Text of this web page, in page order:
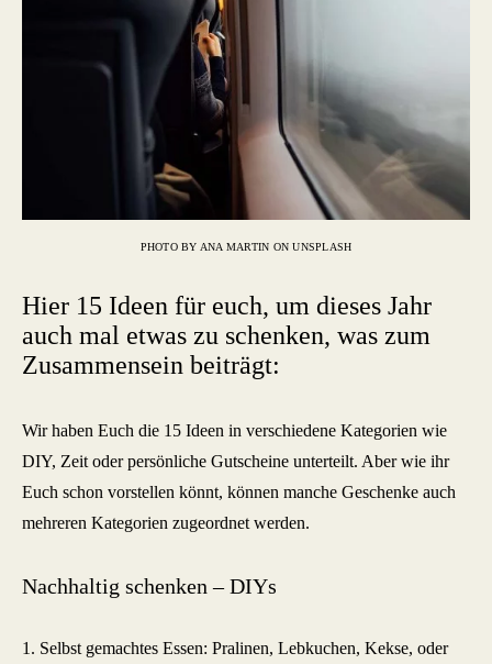
PHOTO BY ANA MARTIN ON UNSPLASH
Hier 15 Ideen für euch, um dieses Jahr
auch mal etwas zu schenken, was zum
Zusammensein beiträgt:
Wir haben Euch die 15 Ideen in verschiedene Kategorien wie
DIY, Zeit oder persönliche Gutscheine unterteilt. Aber wie ihr
Euch schon vorstellen könnt, können manche Geschenke auch
mehreren Kategorien zugeordnet werden.
Nachhaltig schenken – DIYs
1. Selbst gemachtes Essen: Pralinen, Lebkuchen, Kekse, oder